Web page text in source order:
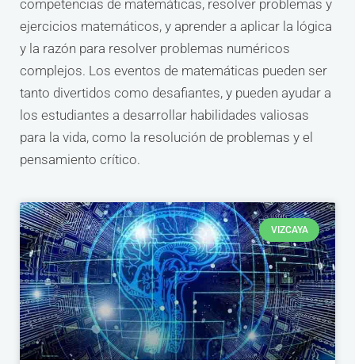
competencias de matemáticas, resolver problemas y
ejercicios matemáticos, y aprender a aplicar la lógica
y la razón para resolver problemas numéricos
complejos. Los eventos de matemáticas pueden ser
tanto divertidos como desafiantes, y pueden ayudar a
los estudiantes a desarrollar habilidades valiosas
para la vida, como la resolución de problemas y el
pensamiento crítico.
VIZCAYA